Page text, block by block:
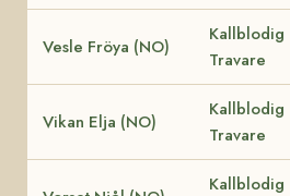
Vesle Fröya (NO)
Kallblodig
Travare
Vikan Elja (NO)
Kallblodig
Travare
Kallblodig